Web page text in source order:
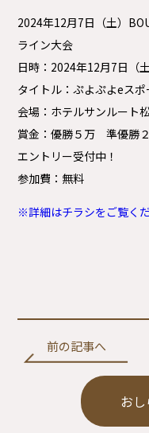
2024年12月7日（土）
ライン大会
日時：2024年12月7日（
タイトル：ぷよぷよeス
会場：ホテルサンルート
賞金：優勝５万 準優勝
エントリー受付中！
参加費：無料
※詳細はチラシをご覧くだ
前の記事へ
お